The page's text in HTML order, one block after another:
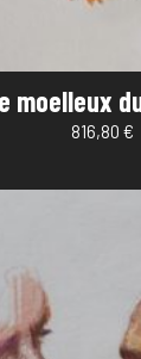
moelleux
816,80 €